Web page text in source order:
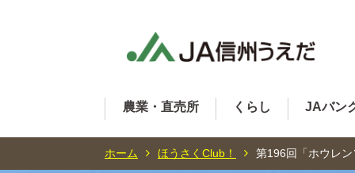
農業・直売所 くらし JAバン
ホーム ほうさくClub！ 第196回「ホウレ